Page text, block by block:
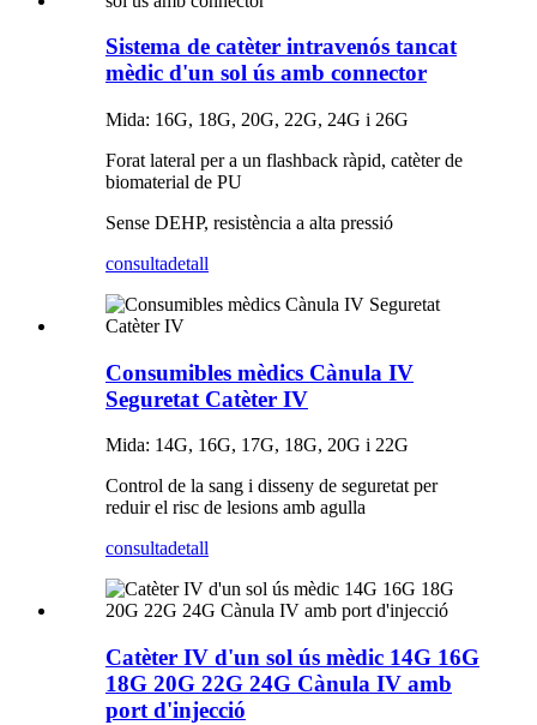
Sistema de catèter intravenós tancat
mèdic d'un sol ús amb connector
Mida: 16G, 18G, 20G, 22G, 24G i 26G
Forat lateral per a un flashback ràpid, catèter de
biomaterial de PU
Sense DEHP, resistència a alta pressió
consultadetall
Consumibles mèdics Cànula IV
Seguretat Catèter IV
Mida: 14G, 16G, 17G, 18G, 20G i 22G
Control de la sang i disseny de seguretat per
reduir el risc de lesions amb agulla
consultadetall
Catèter IV d'un sol ús mèdic 14G 16G
18G 20G 22G 24G Cànula IV amb
port d'injecció